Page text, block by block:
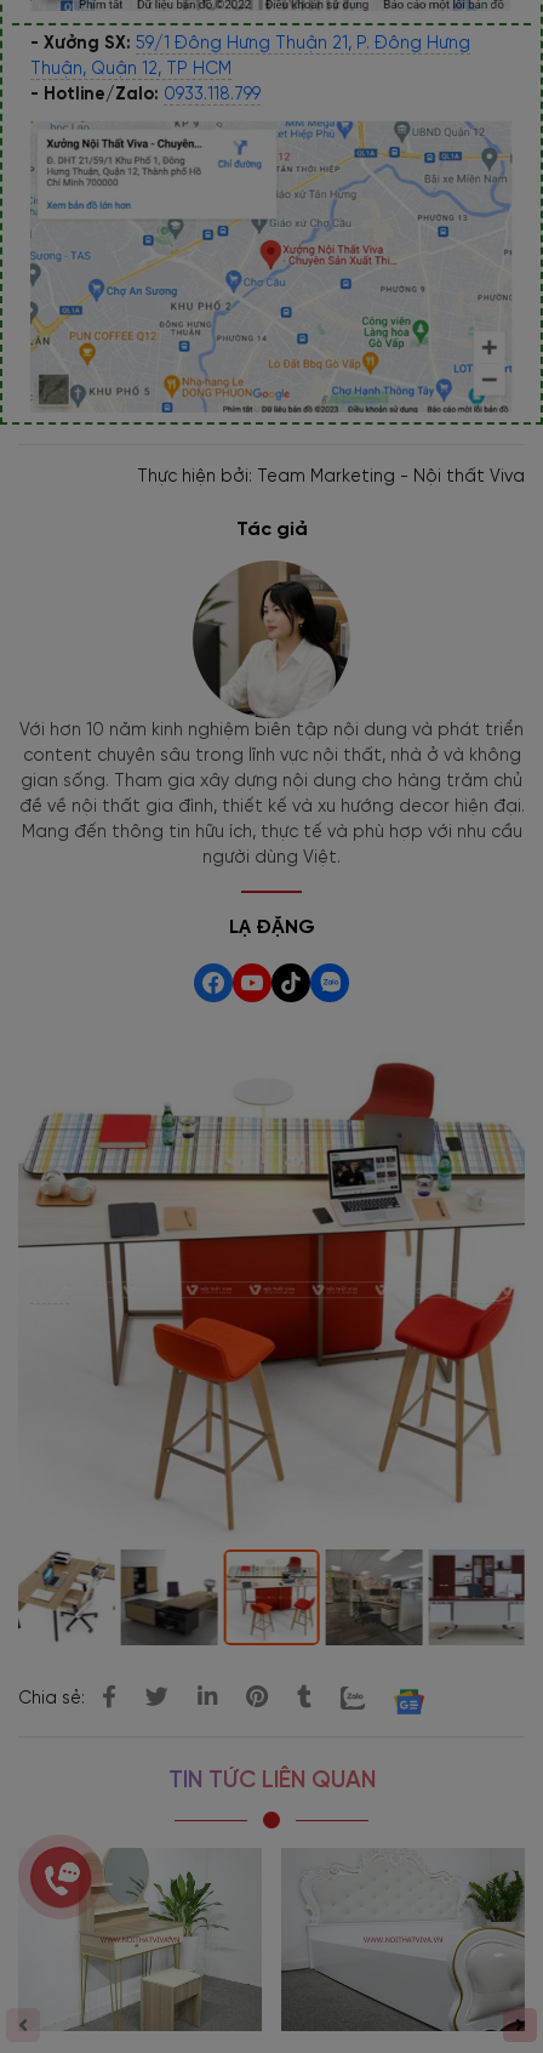
- Xưởng SX: 59/1 Đông Hưng Thuận 21, P. Đông Hưng
Thuận, Quận 12, TP HCM
- Hotline/Zalo: 0933.118.799
Thực hiện bởi: Team Marketing - Nội thất Viva
Tác giả
Với hơn 10 năm kinh nghiệm biên tập nội dung và phát triển
content chuyên sâu trong lĩnh vực nội thất, nhà ở và không
gian sống. Tham gia xây dựng nội dung cho hàng trăm chủ
đề về nội thất gia đình, thiết kế và xu hướng decor hiện đại.
Mang đến thông tin hữu ích, thực tế và phù hợp với nhu cầu
người dùng Việt.
LẠ ĐẶNG
Chia sẻ:
TIN TỨC LIÊN QUAN